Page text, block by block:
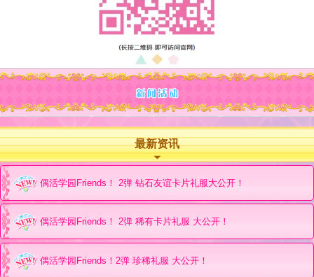
最新资讯
偶活学园Friends！ 2弹 钻石友谊卡片礼服大公开！
偶活学园Friends！ 2弹 稀有卡片礼服 大公开！
偶活学园Friends！2弹 珍稀礼服 大公开！